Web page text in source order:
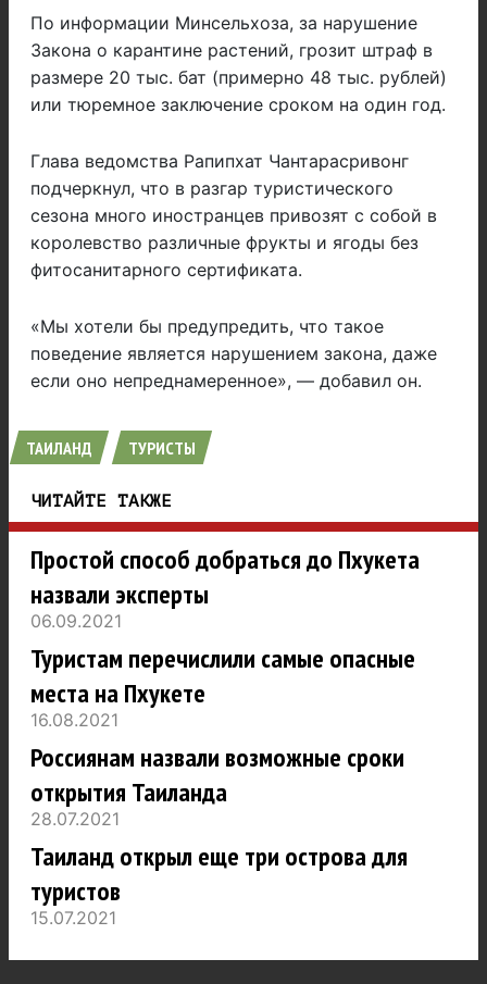
По информации Минсельхоза, за нарушение
Закона о карантине растений, грозит штраф в
размере 20 тыс. бат (примерно 48 тыс. рублей)
или тюремное заключение сроком на один год.
Глава ведомства Рапипхат Чантарасривонг
подчеркнул, что в разгар туристического
сезона много иностранцев привозят с собой в
королевство различные фрукты и ягоды без
фитосанитарного сертификата.
«Мы хотели бы предупредить, что такое
поведение является нарушением закона, даже
если оно непреднамеренное», — добавил он.
ТАИЛАНД ТУРИСТЫ
ЧИТАЙТЕ ТАКЖЕ
Простой способ добраться до Пхукета
назвали эксперты
06.09.2021
Туристам перечислили самые опасные
места на Пхукете
16.08.2021
Россиянам назвали возможные сроки
открытия Таиланда
28.07.2021
Таиланд открыл еще три острова для
туристов
15.07.2021